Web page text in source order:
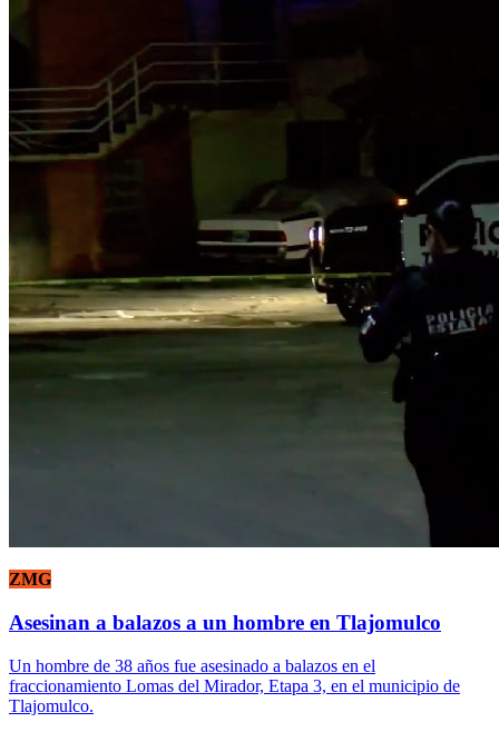
ZMG
Asesinan a balazos a un hombre en Tlajomulco
Un hombre de 38 años fue asesinado a balazos en el
fraccionamiento Lomas del Mirador, Etapa 3, en el municipio de
Tlajomulco.